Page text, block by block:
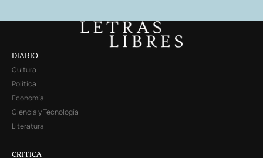
DIARIO
Cultura
Política
Economía
Ciencia y Tecnología
Literatura
CRITICA